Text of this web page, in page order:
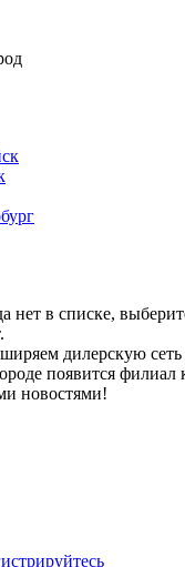
нет в списке,
дилерскую сеть
появится филиал
новостями!